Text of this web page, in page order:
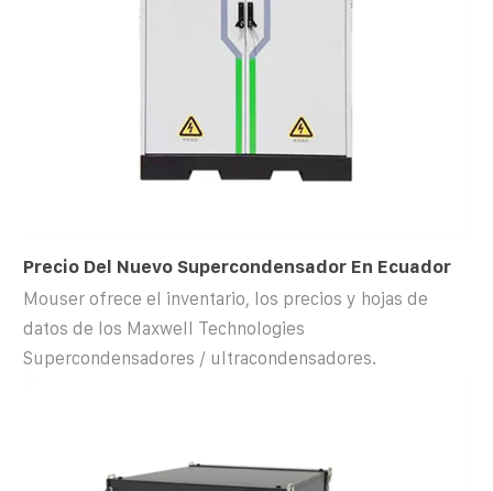
Precio Del Nuevo Supercondensador En Ecuador
Mouser ofrece el inventario, los precios y hojas de
datos de los Maxwell Technologies
Supercondensadores / ultracondensadores.